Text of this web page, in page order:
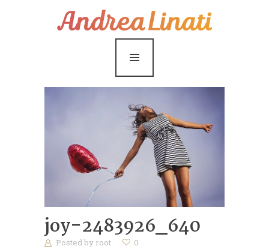
¿Cómo funciona?
Servicios
Coaching Gratis
Conóceme
Contáctame
Blog
joy-2483926_640
Posted by root 0